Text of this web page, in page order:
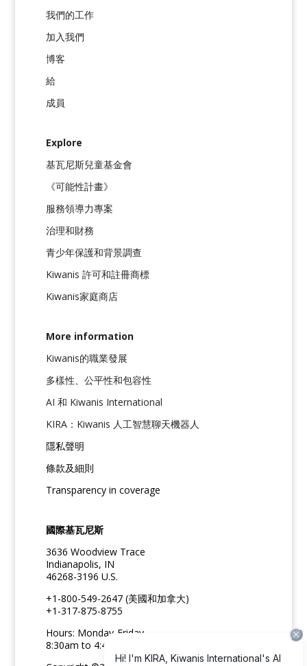
我們的工作
加入我們
博客
給
成員
Explore
基瓦尼斯兒童基金會
《可能性計畫》
服務領導力專案
治理和財務
青少年保護和背景調查
Kiwanis 許可和註冊商標
Kiwanis家庭商店
More information
Kiwanis的職業發展
多樣性、公平性和包容性
AI 和 Kiwanis International
KIRA：Kiwanis 人工智慧聊天機器人
隱私聲明
條款及細則
Transparency in coverage
國際基瓦尼斯
3636 Woodview Trace
Indianapolis, IN
46268-3196 U.S.
+1-800-549-2647 (美國和加拿大)
+1-317-875-8755
Hours: Monday-Friday
8:30am to 4:45pm ET